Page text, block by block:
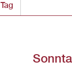
Tag(aktiver Reiter)